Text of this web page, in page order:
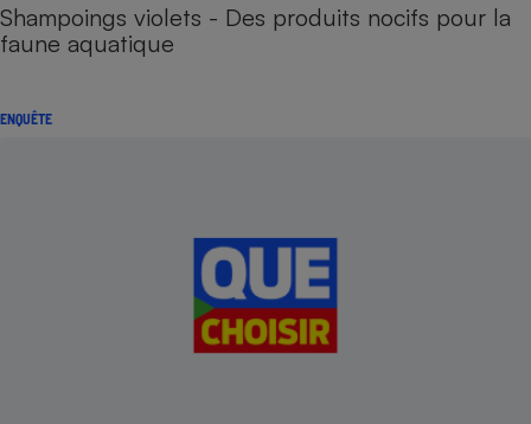
Shampoings violets - Des produits nocifs pour la
faune aquatique​​​​​​
ENQUÊTE